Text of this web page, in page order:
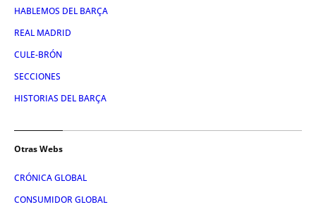
HABLEMOS DEL BARÇA
REAL MADRID
CULE-BRÓN
SECCIONES
HISTORIAS DEL BARÇA
Otras Webs
CRÓNICA GLOBAL
CONSUMIDOR GLOBAL